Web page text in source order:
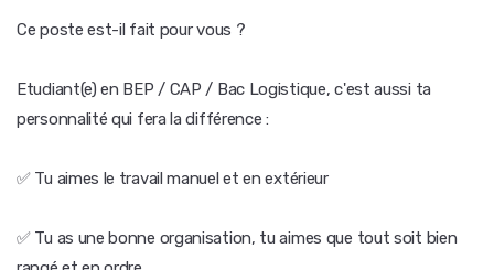
Ce poste est-il fait pour vous ?
Etudiant(e) en BEP / CAP / Bac Logistique, c'est aussi ta
personnalité qui fera la différence :
✅ Tu aimes le travail manuel et en extérieur
✅ Tu as une bonne organisation, tu aimes que tout soit bien